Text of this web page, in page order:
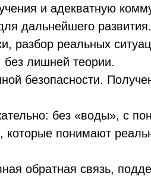
и адекватную
дальнейшего развития.
разбор реальных
без лишней теории.
безопасности.
без «воды», с
которые понимают
обратная связь,